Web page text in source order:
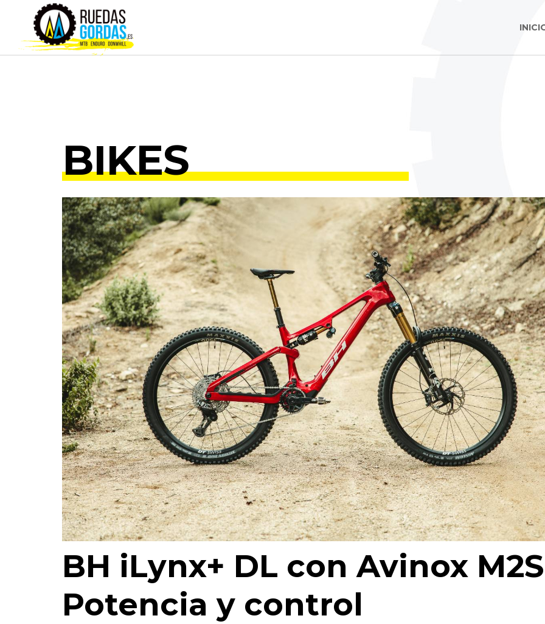
BIKES
BH iLynx+ DL con Avinox
Potencia y control